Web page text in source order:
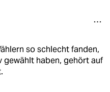
so schlecht fanden,
gewählt haben, gehört auf